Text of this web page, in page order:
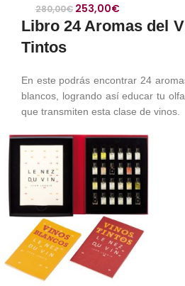
280,00€ 253,00€
Libro 24 Aromas del
Tintos
En este podrás encontrar 24
blancos, logrando así educar tu
que transmiten esta clase de vinos.